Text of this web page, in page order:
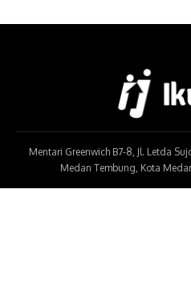
Mentari Greenwich B7-8, Jl. Letda
Medan Tembung, Kota